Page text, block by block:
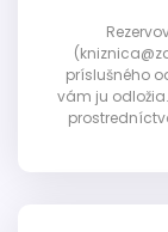
príslušného
vám ju